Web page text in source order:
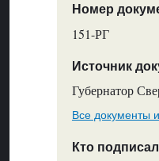
Номер
151-РГ
Источник
Губернатор
Все документы
Кто подписал